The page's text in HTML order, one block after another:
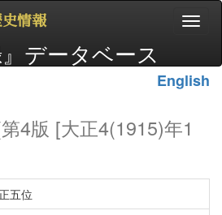
史情報
』データベース
English
4版 [大正4(1915)年1
五位